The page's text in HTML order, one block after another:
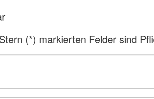
(*) markierten Felder sind